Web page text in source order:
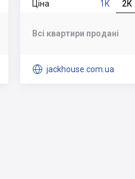
1К 2К
Ціна
Всі квартири продані
 jackhouse.com.ua